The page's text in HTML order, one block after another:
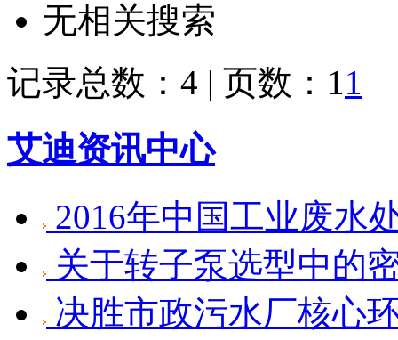
无相关搜索
记录总数：4 | 页数：11
艾迪资讯中心
2016年中国工业废水
关于转子泵选型中的
决胜市政污水厂核心